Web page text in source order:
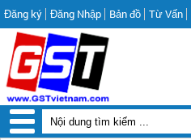
Đăng ký Đăng Nhập Bản đồ Từ Vấn